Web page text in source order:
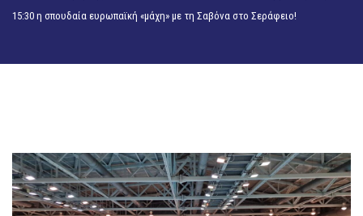
15:30 η σπουδαία ευρωπαϊκή «μάχη» με τη Σαβόνα στο Σεράφειο!